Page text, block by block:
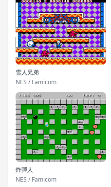
雪人兄弟
NES / Famicom
炸彈人
NES / Famicom